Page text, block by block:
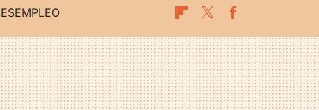
Flipboard
Twitter